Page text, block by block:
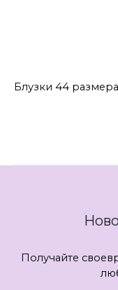
Блузки 44 размера
Получайте